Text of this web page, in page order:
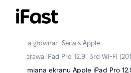
Strona główna› Serwis Apple
Naprawa iPad Pro 12.9" 3rd Wi-Fi
Wymiana ekranu Apple iPad Pro